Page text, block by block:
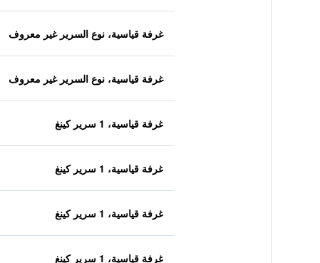
غرفة قياسية، نوع السرير غير معروف
غرفة قياسية، نوع السرير غير معروف
غرفة قياسية، 1 سرير كينغ
غرفة قياسية، 1 سرير كينغ
غرفة قياسية، 1 سرير كينغ
غرفة قياسية، 1 سرير كينغ